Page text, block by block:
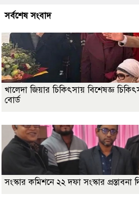
সর্বশেষ সংবাদ
খালেদা জিয়ার চিকিৎসায় বিশেষজ্ঞ
বোর্ড
সংস্কার কমিশনে ২২ দফা সংস্কার প্রস্তাবনা